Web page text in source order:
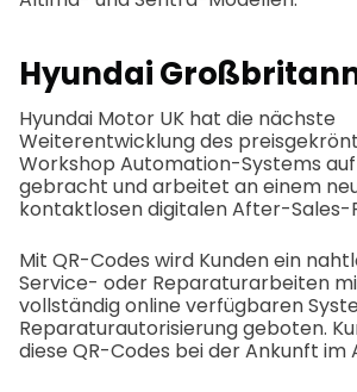
Hyundai
Hyundai Motor UK hat die nächste
Weiterentwicklung des
Workshop Automation-Systems
gebracht und arbeitet an einem
kontaktlosen digitalen After-Sales-
Mit QR-Codes wird Kunden ein
Service- oder Reparaturarbeiten
vollständig online verfügbaren
Reparaturautorisierung geboten.
diese QR-Codes bei der Ankunft im